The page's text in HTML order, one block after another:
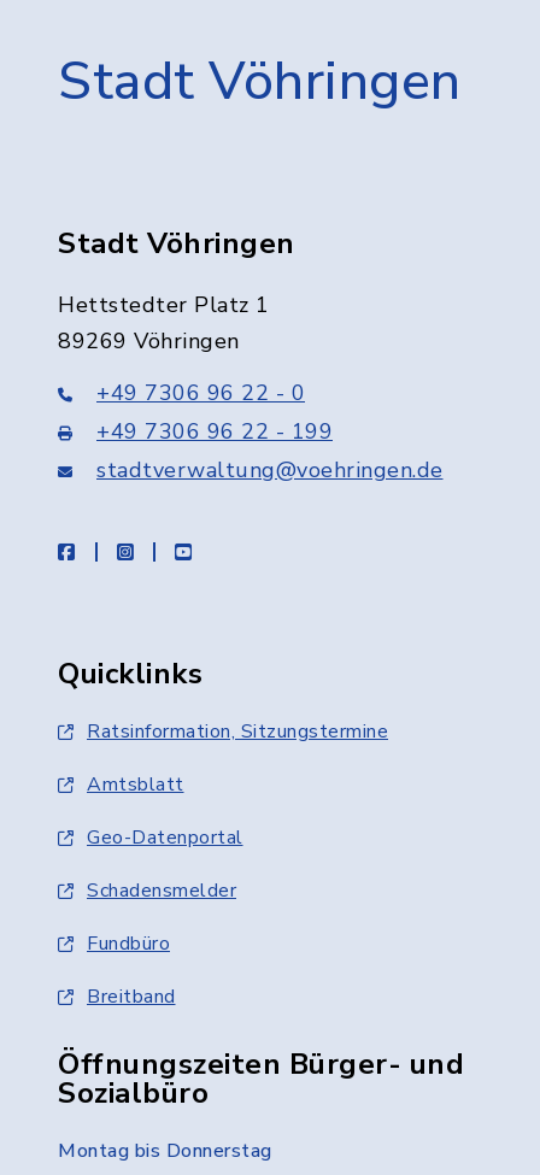
Stadt Vöhringen
Stadt Vöhringen
Hettstedter Platz 1
89269 Vöhringen
+49 7306 96 22 - 0
+49 7306 96 22 - 199
stadtverwaltung@voehringen.de
facebookinstagramyoutube
Quicklinks
Ratsinformation, Sitzungstermine
Amtsblatt
Geo-Datenportal
Schadensmelder
Fundbüro
Breitband
Öffnungszeiten Bürger- und
Sozialbüro
Montag bis Donnerstag